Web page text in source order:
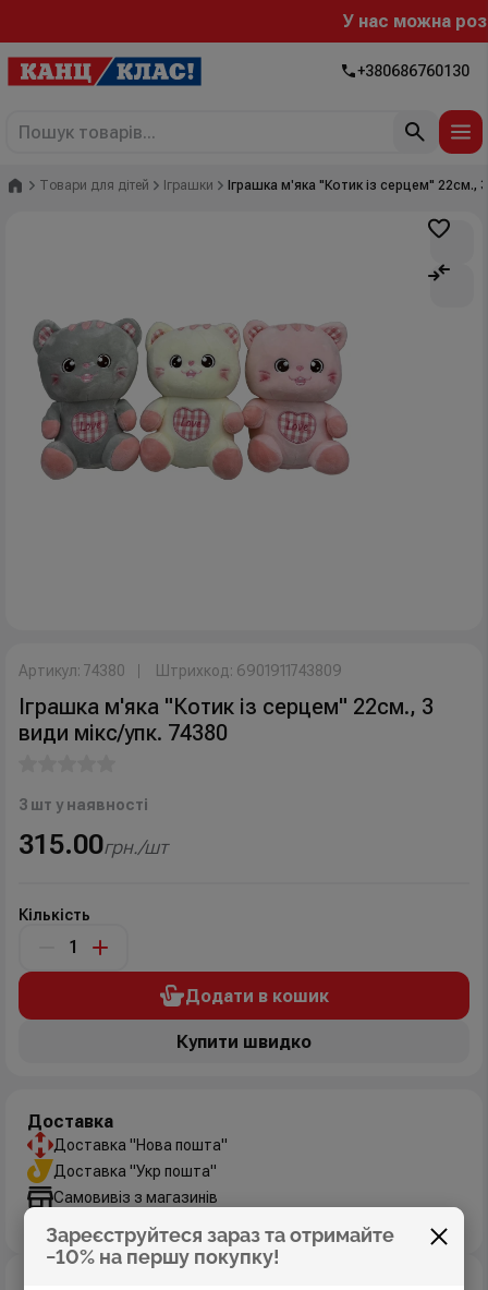
У нас можна
+380686760130
Зареєструйтеся зараз та отримайте
−10% на першу покупку!
Головна
Товари для дітей Іграшки Іграшка м'яка "Котик із серцем" 22см.,
Артикул: 74380 Штрихкод: 6901911743809
Іграшка м'яка "Котик із серцем" 22см., 3
види мікс/упк. 74380
3 шт у наявності
315.00грн./шт
Кількість
Додати в кошик
Купити швидко
Доставка
Доставка "Нова пошта"
Доставка "Укр пошта"
Самовивіз з магазинів